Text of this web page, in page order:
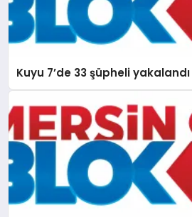
Kuyu 7’de 33 şüpheli yakalandı